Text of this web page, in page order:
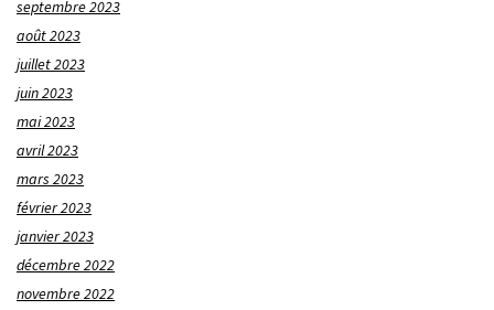
septembre 2023
août 2023
juillet 2023
juin 2023
mai 2023
avril 2023
mars 2023
février 2023
janvier 2023
décembre 2022
novembre 2022